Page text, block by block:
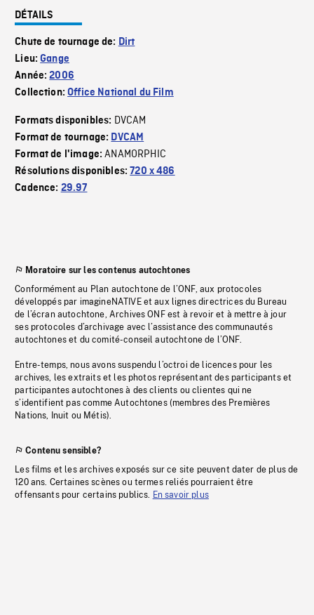
DÉTAILS
Chute de tournage de: Dirt
Lieu:Gange
Année:2006
Collection:Office National du Film
Formats disponibles: DVCAM
Format de tournage: DVCAM
Format de l'image:ANAMORPHIC
Résolutions disponibles:720 x 486
Cadence: 29.97
Moratoire sur les contenus autochtones
Conformément au Plan autochtone de l’ONF, aux protocoles
développés par imagineNATIVE et aux lignes directrices du Bureau
de l’écran autochtone, Archives ONF est à revoir et à mettre à jour
ses protocoles d’archivage avec l’assistance des communautés
autochtones et du comité-conseil autochtone de l’ONF.
Entre-temps, nous avons suspendu l’octroi de licences pour les
archives, les extraits et les photos représentant des participants et
participantes autochtones à des clients ou clientes qui ne
s’identifient pas comme Autochtones (membres des Premières
Nations, Inuit ou Métis).
Contenu sensible?
Les films et les archives exposés sur ce site peuvent dater de plus de
120 ans. Certaines scènes ou termes reliés pourraient être
offensants pour certains publics. En savoir plus